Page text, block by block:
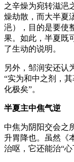
之辛燥为宛转滋浥
燥劫散，而大半夏
浥），目的是要使
果。如此，半夏既
了生动的说明。
另外，邹润安还认
“实为和中之剂，
化极矣”。
半夏主中焦气逆
中焦为阴阳交会之
升胃降也。虽然《
治呕，它还能治“心